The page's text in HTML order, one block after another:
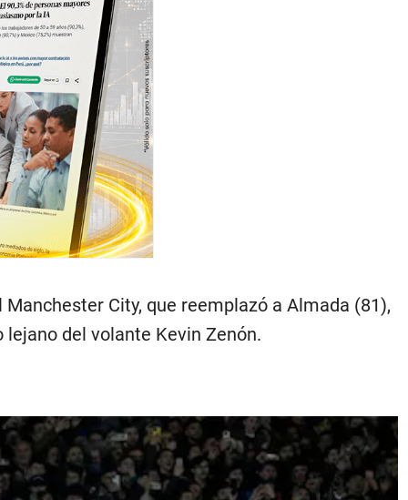
Manchester City, que reemplazó a Almada (81),
del volante Kevin Zenón.